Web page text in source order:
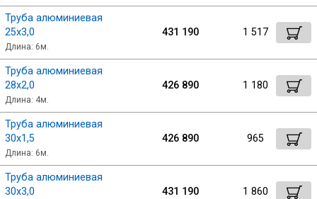
Труба алюминиевая
25х3,0
Длина: 6м.
431 190 1 517
Труба алюминиевая
28х2,0
Длина: 4м.
426 890 1 180
Труба алюминиевая
30х1,5
Длина: 6м.
426 890 965
Труба алюминиевая
30х3,0
431 190 1 860